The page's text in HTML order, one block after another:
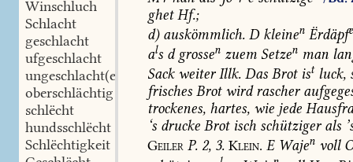
Winschluch
Schlacht
geschlacht
ufgeschlacht
ungeschlacht(en)
oberschlächtig
schlëcht
hundsschlëcht
Schlëchtigkeit
ghet Hf.;
d) auskömmlich. Dkleinen Ërdäpfe
als dgrossen zuem Setzen man
Sackweiter Illk. Das Brotistluck,
frisches Brotwirdrascher
trockenes, hartes, wie jede
‘s drucke Brotisch schützigerals
Geiler P. 2, 3. Klein. EWajen voll